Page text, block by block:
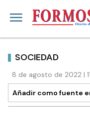
SOCIEDAD
8 de agosto de 2022 |
Añadir como fuente